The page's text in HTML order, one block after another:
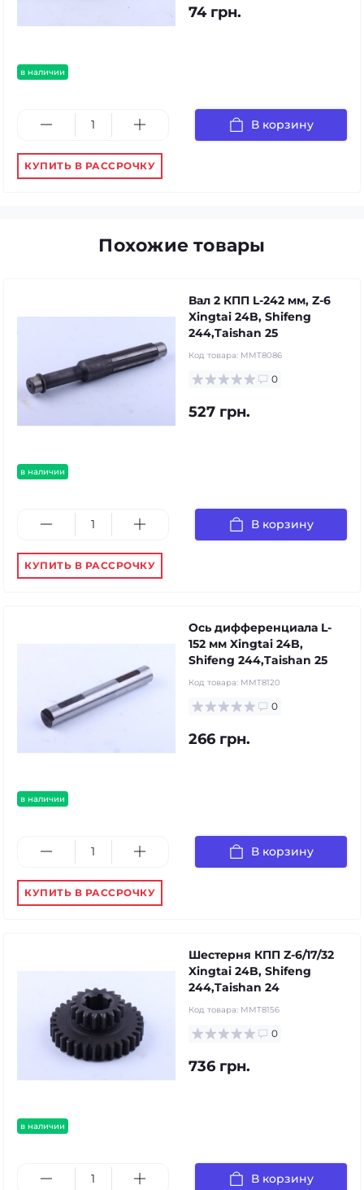
в наличии
74 грн.
В корзину
КУПИТЬ В РАССРОЧКУ
Похожие товары
в наличии
Вал 2 КПП L-242 мм, Z-6
Xingtai 24B, Shifeng
244,Taishan 25
Код товара: MMT8086
0
527 грн.
В корзину
КУПИТЬ В РАССРОЧКУ
в наличии
Ось дифференциала L-
152 мм Xingtai 24B,
Shifeng 244,Taishan 25
Код товара: MMT8120
0
266 грн.
В корзину
КУПИТЬ В РАССРОЧКУ
в наличии
Шестерня КПП Z-6/17/32
Xingtai 24B, Shifeng
244,Taishan 24
Код товара: MMT8156
0
736 грн.
В корзину